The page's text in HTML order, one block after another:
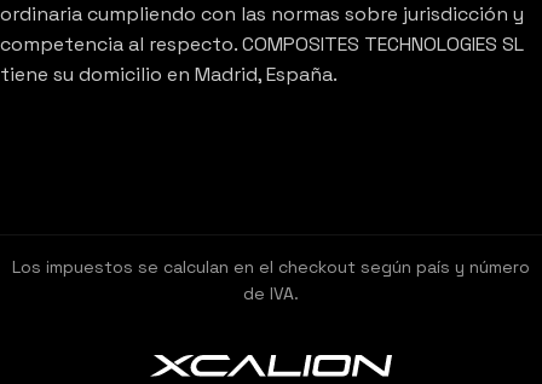
ordinaria cumpliendo con las normas sobre jurisdicción y
competencia al respecto. COMPOSITES TECHNOLOGIES SL
tiene su domicilio en Madrid, España.
Los impuestos se calculan en el checkout según país y número
de IVA.